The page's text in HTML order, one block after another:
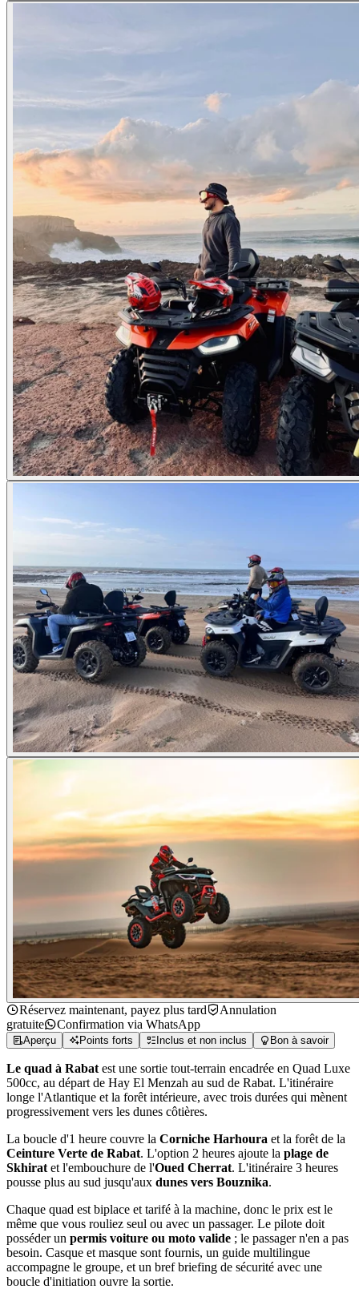
Réservez maintenant, payez plus tard
Annulation
gratuite
Confirmation via WhatsApp
Aperçu Points forts Inclus et non inclus Bon à savoir
Le quad à Rabat est une sortie tout-terrain encadrée en Quad Luxe
500cc, au départ de Hay El Menzah au sud de Rabat. L'itinéraire
longe l'Atlantique et la forêt intérieure, avec trois durées qui mènent
progressivement vers les dunes côtières.
La boucle d'1 heure couvre la Corniche Harhoura et la forêt de la
Ceinture Verte de Rabat. L'option 2 heures ajoute la plage de
Skhirat et l'embouchure de l'Oued Cherrat. L'itinéraire 3 heures
pousse plus au sud jusqu'aux dunes vers Bouznika.
Chaque quad est biplace et tarifé à la machine, donc le prix est le
même que vous rouliez seul ou avec un passager. Le pilote doit
posséder un permis voiture ou moto valide ; le passager n'en a pas
besoin. Casque et masque sont fournis, un guide multilingue
accompagne le groupe, et un bref briefing de sécurité avec une
boucle d'initiation ouvre la sortie.